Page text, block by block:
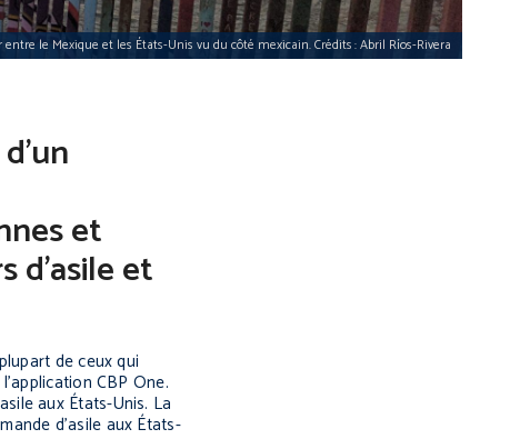
le Mexique et les États-Unis vu du côté mexicain. Crédits : Abril Ríos-Rivera
et
d’asile et
de ceux qui
CBP One.
aux États-Unis. La
d’asile aux États-